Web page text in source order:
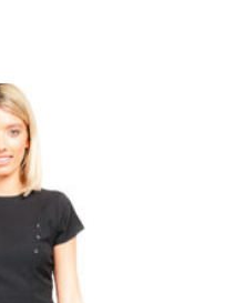
som gør den så fin.
polyester og kan
op til 60 grader
kjolen Madelaine med